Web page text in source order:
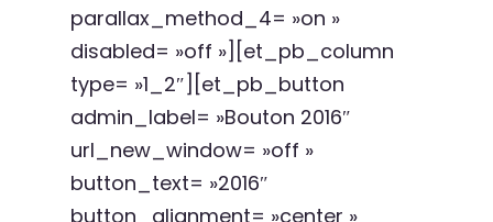
parallax_method_4= »on »
disabled= »off »][et_pb_column
type= »1_2″][et_pb_button
admin_label= »Bouton 2016″
url_new_window= »off »
button_text= »2016″
button_alignment= »center »